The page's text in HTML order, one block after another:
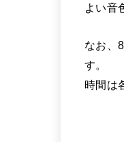
よい音
なお、
す。
時間は